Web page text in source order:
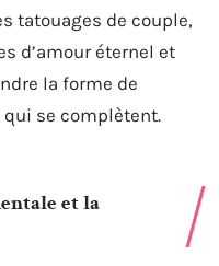
tatouages de couple,
d’amour éternel et
la forme de
se complètent.
et la